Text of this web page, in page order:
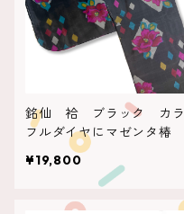
銘仙 袷 ブラック カラ
フルダイヤにマゼンタ椿
¥19,800